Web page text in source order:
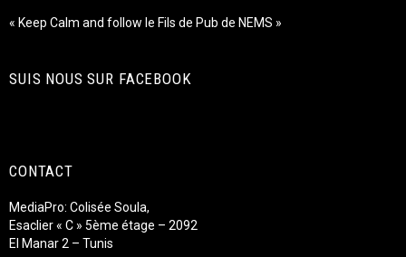
« Keep Calm and follow le Fils de Pub de NEMS »
SUIS NOUS SUR FACEBOOK
CONTACT
MediaPro: Colisée Soula,
Esaclier « C » 5ème étage – 2092
El Manar 2 – Tunis